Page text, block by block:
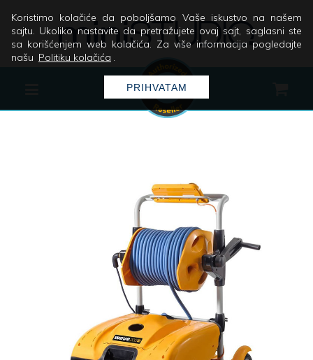
Koristimo kolačiće da poboljšamo Vaše iskustvo na našem
sajtu. Ukoliko nastavite da pretražujete ovaj sajt, saglasni ste
sa korišćenjem web kolačića. Za više informacija pogledajte
našu Politiku kolačića .
PRIHVATAM